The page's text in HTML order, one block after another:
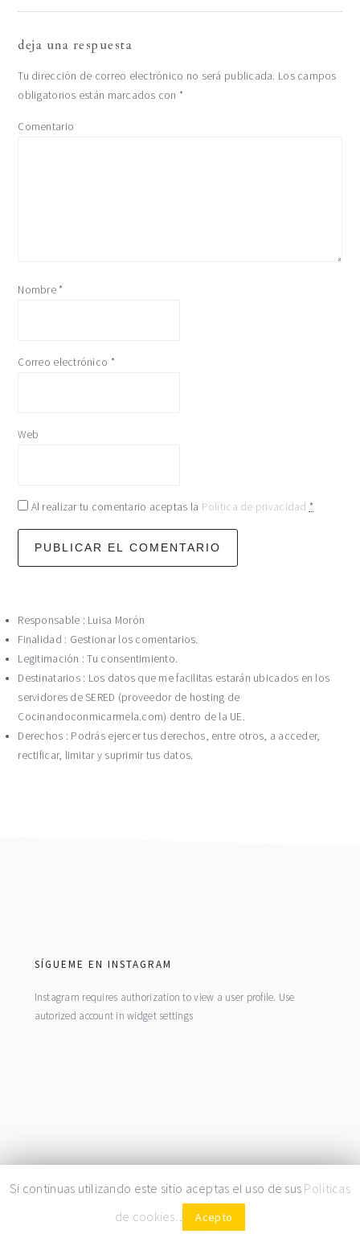
deja una respuesta
Tu dirección de correo electrónico no será publicada. Los campos
obligatorios están marcados con *
Comentario
Nombre *
Correo electrónico *
Web
Al realizar tu comentario aceptas la Política de privacidad *
Responsable : Luisa Morón
Finalidad : Gestionar los comentarios.
Legitimación : Tu consentimiento.
Destinatarios : Los datos que me facilitas estarán ubicados en los
servidores de SERED (proveedor de hosting de
Cocinandoconmicarmela.com) dentro de la UE.
Derechos : Podrás ejercer tus derechos, entre otros, a acceder,
rectificar, limitar y suprimir tus datos.
SÍGUEME EN INSTAGRAM
Instagram requires authorization to view a user profile. Use
autorized account in widget settings
Si continuas utilizando este sitio aceptas el uso de sus Políticas
de cookies. . Acepto